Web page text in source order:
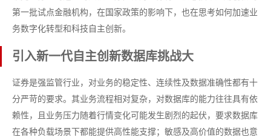
第一批试点金融机构，在国家政策的影响下，也在思考如何加速业
务数字化转型和科技自主创新。
引入新一代自主创新数据库挑战大
证券是强监管行业，对业务的稳定性、连续性及数据准确性都有十
分严苛的要求。其业务流程相对复杂，对数据库的能力往往具有依
赖性，且业务压力随着行情变化可能发生剧烈的起伏，要求数据库
在各种负载场景下都能提供高性能支撑；敏感及高价值的数据也意